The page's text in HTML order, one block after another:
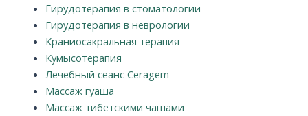
Гирудотерапия в стоматологии
Гирудотерапия в неврологии
Краниосакральная терапия
Кумысотерапия
Лечебный сеанс Ceragem
Массаж гуаша
Массаж тибетскими чашами